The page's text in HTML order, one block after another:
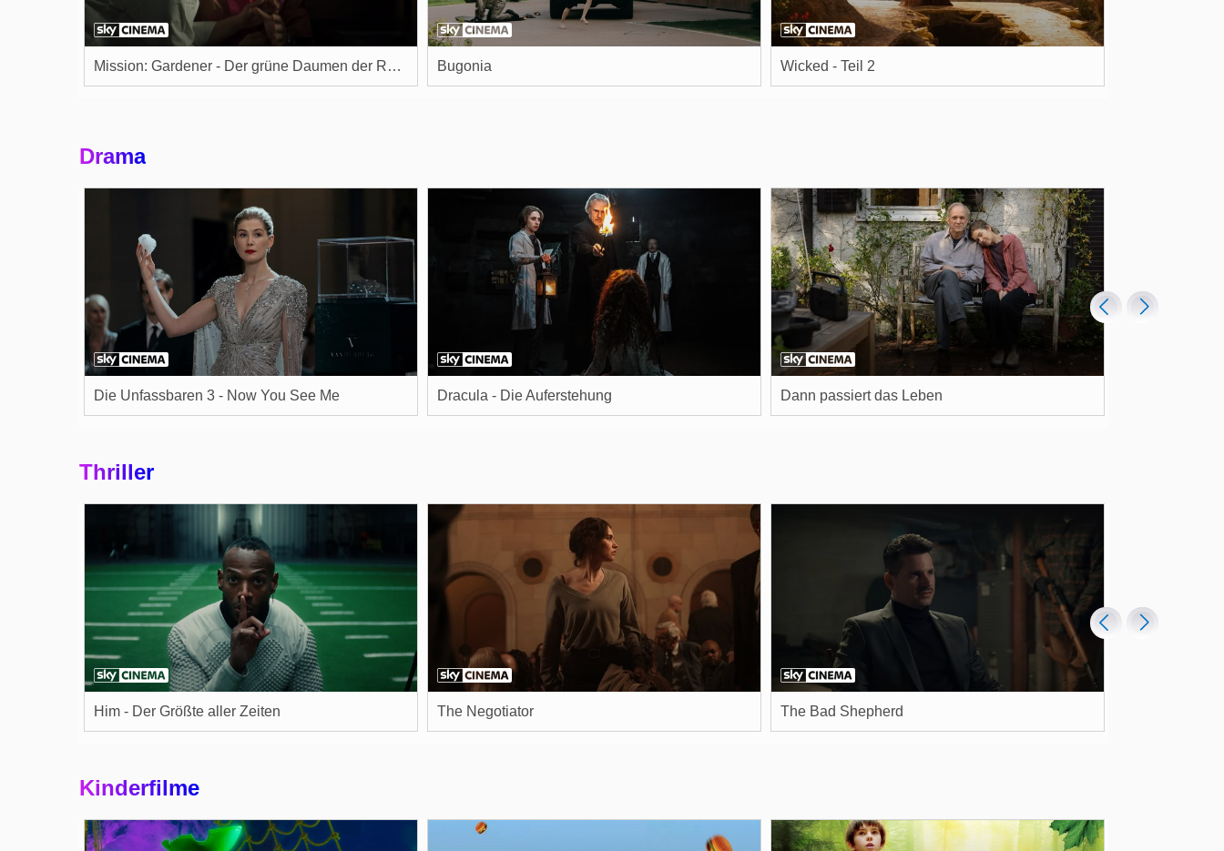
Mission: Gardener - Der grüne Daumen der Rache Bugonia Wicked - Teil 2
Drama
Die Unfassbaren 3 - Now You See Me Dracula - Die Auferstehung Dann passiert das Leben
Thriller
Him - Der Größte aller Zeiten The Negotiator The Bad Shepherd
Kinderfilme